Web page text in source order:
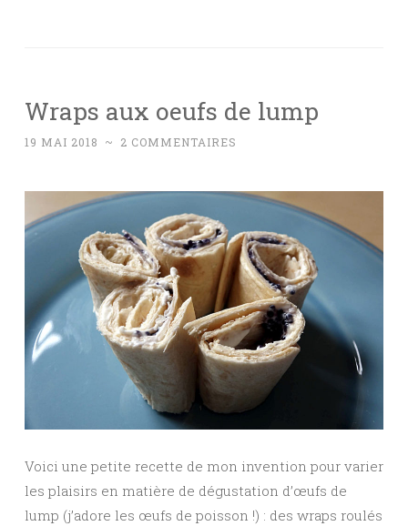
Wraps aux oeufs de lump
19 MAI 2018 ~ 2 COMMENTAIRES
Voici une petite recette de mon invention pour varier
les plaisirs en matière de dégustation d’œufs de
lump (j’adore les œufs de poisson !) : des wraps roulés